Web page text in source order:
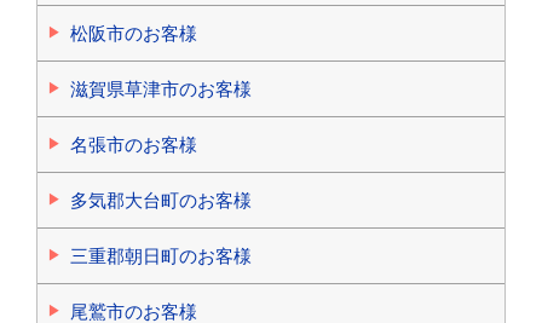
松阪市のお客様
滋賀県草津市のお客様
名張市のお客様
多気郡大台町のお客様
三重郡朝日町のお客様
尾鷲市のお客様